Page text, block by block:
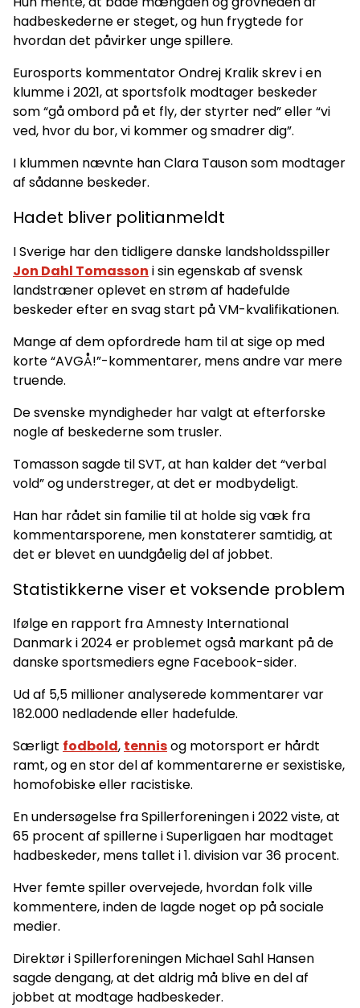
hadbeskederne er steget, og hun frygtede for
hvordan det påvirker unge spillere.
Eurosports kommentator Ondrej Kralik skrev i en
klumme i 2021, at sportsfolk modtager beskeder
som “gå ombord på et fly, der styrter ned” eller “vi
ved, hvor du bor, vi kommer og smadrer dig”.
I klummen nævnte han Clara Tauson som modtager
af sådanne beskeder.
Hadet bliver politianmeldt
I Sverige har den tidligere danske landsholdsspiller
Jon Dahl Tomasson i sin egenskab af svensk
landstræner oplevet en strøm af hadefulde
beskeder efter en svag start på VM-kvalifikationen.
Mange af dem opfordrede ham til at sige op med
korte “AVGÅ!”-kommentarer, mens andre var mere
truende.
De svenske myndigheder har valgt at efterforske
nogle af beskederne som trusler.
Tomasson sagde til SVT, at han kalder det “verbal
vold” og understreger, at det er modbydeligt.
Han har rådet sin familie til at holde sig væk fra
kommentarsporene, men konstaterer samtidig, at
det er blevet en uundgåelig del af jobbet.
Statistikkerne viser et voksende problem
Ifølge en rapport fra Amnesty International
Danmark i 2024 er problemet også markant på de
danske sportsmediers egne Facebook-sider.
Ud af 5,5 millioner analyserede kommentarer var
182.000 nedladende eller hadefulde.
Særligt fodbold, tennisog motorsport er hårdt
ramt, og en stor del af kommentarerne er sexistiske,
homofobiske eller racistiske.
En undersøgelse fra Spillerforeningen i 2022 viste, at
65 procent af spillerne i Superligaen har modtaget
hadbeskeder, mens tallet i 1. division var 36 procent.
Hver femte spiller overvejede, hvordan folk ville
kommentere, inden de lagde noget op på sociale
medier.
Direktør i Spillerforeningen Michael Sahl Hansen
sagde dengang, at det aldrig må blive en del af
jobbet at modtage hadbeskeder.